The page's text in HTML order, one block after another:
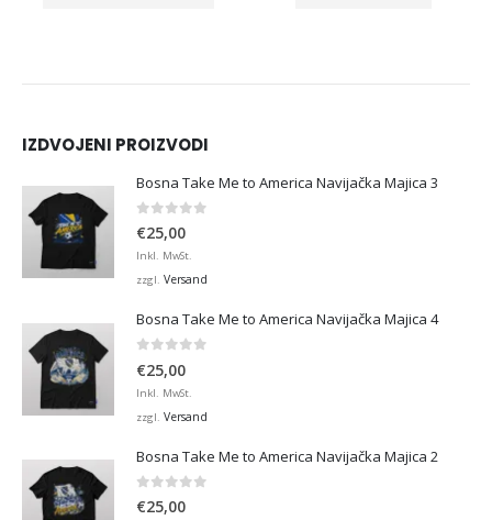
IZDVOJENI PROIZVODI
Bosna Take Me to America Navijačka Majica 3
0 von 5
€25,00
Inkl. MwSt.
zzgl. Versand
Bosna Take Me to America Navijačka Majica 4
€25,00
Inkl. MwSt.
zzgl. Versand
Bosna Take Me to America Navijačka Majica 2
0 von 5
€25,00